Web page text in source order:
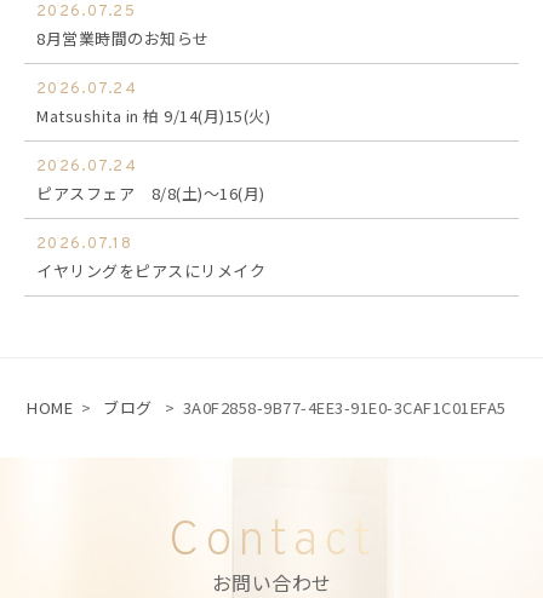
2026.07.25
8月営業時間のお知らせ
2026.07.24
Matsushita in 柏 9/14(月)15(火)
2026.07.24
ピアスフェア 8/8(土)～16(月)
2026.07.18
イヤリングをピアスにリメイク
HOME > ブログ > 3A0F2858-9B77-4EE3-91E0-3CAF1C01EFA5
Contact
お問い合わせ